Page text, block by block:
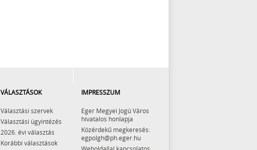
VÁLASZTÁSOK
Választási szervek
Választási ügyintézés
2026. évi választás
Korábbi választások
IMPRESSZUM
Eger Megyei Jogú Város
hivatalos honlapja
Közérdekű megkeresés:
egpolgh@ph.eger.hu